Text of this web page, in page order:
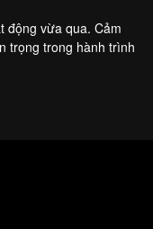
động vừa qua. Cảm
trọng trong hành trình